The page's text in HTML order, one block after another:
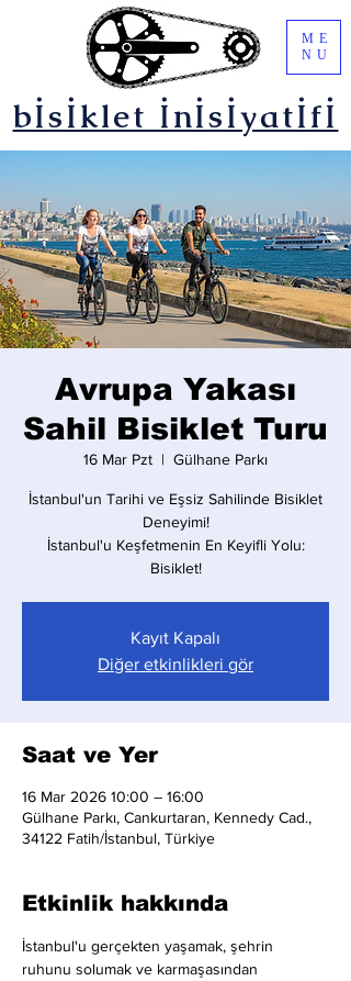
bİsİklet İnİsİyatİfİ
ME
NU
Avrupa Yakası
Sahil Bisiklet Turu
16 Mar Pzt
  |
Gülhane Parkı
İstanbul'un Tarihi ve Eşsiz Sahilinde Bisiklet
Deneyimi!
İstanbul'u Keşfetmenin En Keyifli Yolu:
Bisiklet!
Kayıt Kapalı
Diğer etkinlikleri gör
Saat ve Yer
16 Mar 2026 10:00 – 16:00
Gülhane Parkı, Cankurtaran, Kennedy Cad.,
34122 Fatih/İstanbul, Türkiye
Etkinlik hakkında
İstanbul'u gerçekten yaşamak, şehrin
ruhunu solumak ve karmaşasından